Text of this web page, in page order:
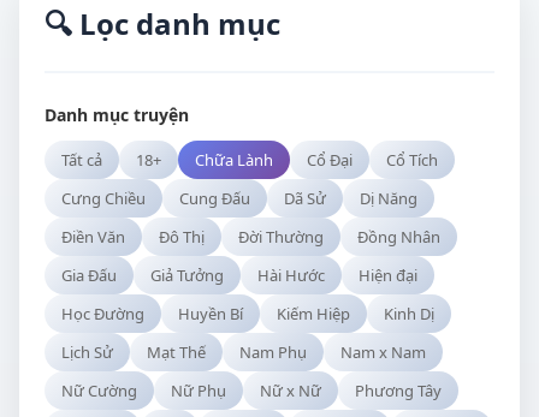
🔍 Lọc danh mục
Danh mục truyện
Tất cả 18+ Chữa Lành Cổ Đại
Cổ Tích
Cưng Chiều
Cung Đấu Dã Sử
Dị Năng
Điền Văn
Đô Thị Đời Thường
Đồng Nhân
Gia Đấu
Giả Tưởng Hài Hước
Hiện đại
Học Đường
Huyền Bí Kiếm Hiệp
Kinh Dị
Lịch Sử
Mạt Thế Nam Phụ
Nam x Nam
Nữ Cường
Nữ Phụ Nữ x Nữ
Phương Tây